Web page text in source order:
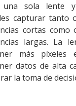
una sola lente y
capturar tanto
cortas como
largas. La
más píxeles
datos de alta
la toma de